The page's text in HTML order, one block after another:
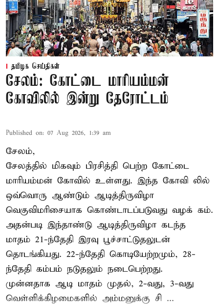
தமிழக செய்திகள்
சேலம்: கோட்டை மாரியம்மன்
கோவிலில் இன்று தேரோட்டம்
Published on: 07 Aug 2026, 1:39 am
சேலம்,
சேலத்தில் மிகவும் பிரசித்தி பெற்ற கோட்டை
மாரியம்மன் கோவில் உள்ளது. இந்த கோவி லில்
ஒவ்வொரு ஆண்டும் ஆடித்திருவிழா
வெகுவிமரிசையாக கொண்டாடப்படுவது வழக் கம்.
அதன்படி இந்தாண்டு ஆடித்திருவிழா கடந்த
மாதம் 21-ந்தேதி இரவு பூச்சாட்டுதலுடன்
தொடங்கியது. 22-ந்தேதி கொடியேற்றமும், 28-
ந்தேதி கம்பம் நடுதலும் நடைபெற்றது.
முன்னதாக ஆடி மாதம் முதல், 2-வது, 3-வது
வெள்ளிக்கிழமைகளில் அம்மனுக்கு சி ...